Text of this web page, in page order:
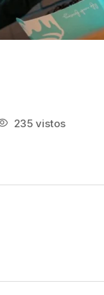
235 vistos